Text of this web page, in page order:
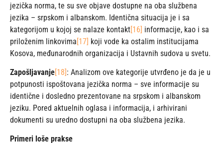
jezička norma, te su sve objave dostupne na oba službena
jezika – srpskom i albanskom. Identična situacija je i sa
kategorijom u kojoj se nalaze kontakt[16] informacije, kao i sa
priloženim linkovima[17] koji vode ka ostalim institucijama
Kosova, međunarodnih organizacija i Ustavnih sudova u svetu.
Zapošljavanje[18]: Analizom ove kategorije utvrđeno je da je u
potpunosti ispoštovana jezička norma – sve informacije su
identične i dosledno prezentovane na srpskom i albanskom
jeziku. Pored aktuelnih oglasa i informacija, i arhivirani
dokumenti su uredno dostupni na oba službena jezika.
Primeri loše prakse